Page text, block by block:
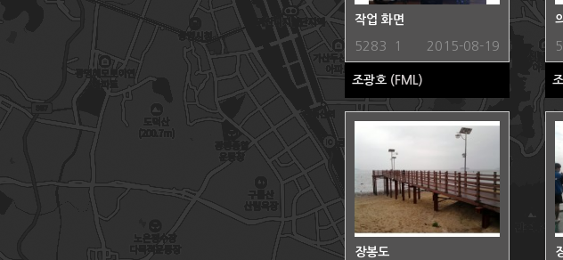
작업 화면
5283 1 2015-08-19
조광호 (FML)
장봉도